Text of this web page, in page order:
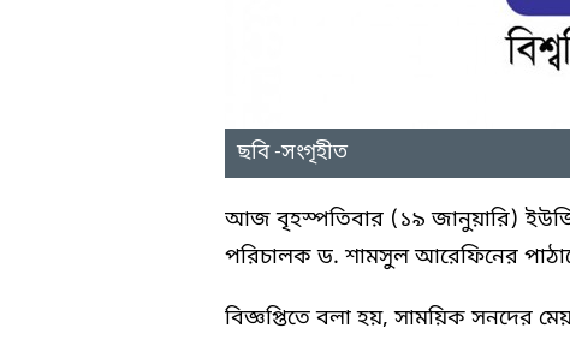
ছবি -সংগৃহীত
আজ বৃহস্পতিবার (১৯ জানুয়ারি)
পরিচালক ড. শামসুল আরেফিনের
বিজ্ঞপ্তিতে বলা হয়, সাময়িক সনদের